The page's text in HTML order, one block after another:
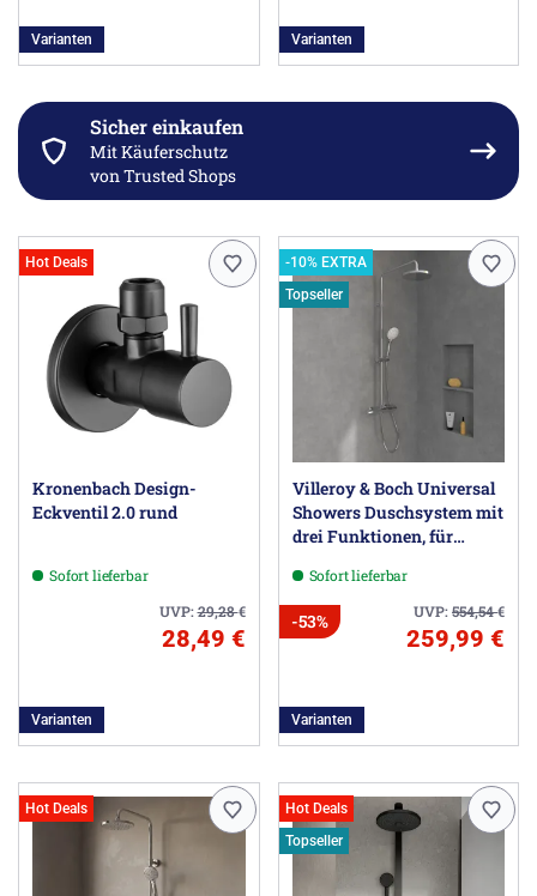
Varianten Varianten
Sicher einkaufen
Mit Käuferschutz
von Trusted Shops
Hot Deals
Kronenbach Design-
Eckventil 2.0 rund
Sofort lieferbar
UVP:29,28€
28,49 €
Varianten
-10% EXTRA
Topseller
Villeroy & Boch Universal
Showers Duschsystem mit
drei Funktionen, für
Sofort lieferbar
UVP:554,54€
-53%
259,99 €
Varianten
Hot Deals
Hot Deals
Topseller